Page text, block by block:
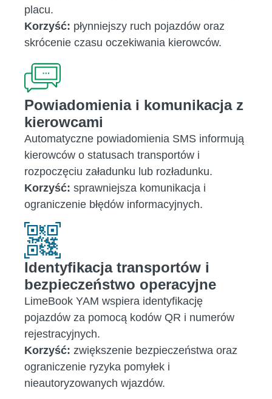
placu.
Korzyść: płynniejszy ruch pojazdów oraz
skrócenie czasu oczekiwania kierowców.
Powiadomienia i komunikacja z
kierowcami
Automatyczne powiadomienia SMS informują
kierowców o statusach transportów i
rozpoczęciu załadunku lub rozładunku.
Korzyść: sprawniejsza komunikacja i
ograniczenie błędów informacyjnych.
Identyfikacja transportów i
bezpieczeństwo operacyjne
LimeBook YAM wspiera identyfikację
pojazdów za pomocą kodów QR i numerów
rejestracyjnych.
Korzyść: zwiększenie bezpieczeństwa oraz
ograniczenie ryzyka pomyłek i
nieautoryzowanych wjazdów.